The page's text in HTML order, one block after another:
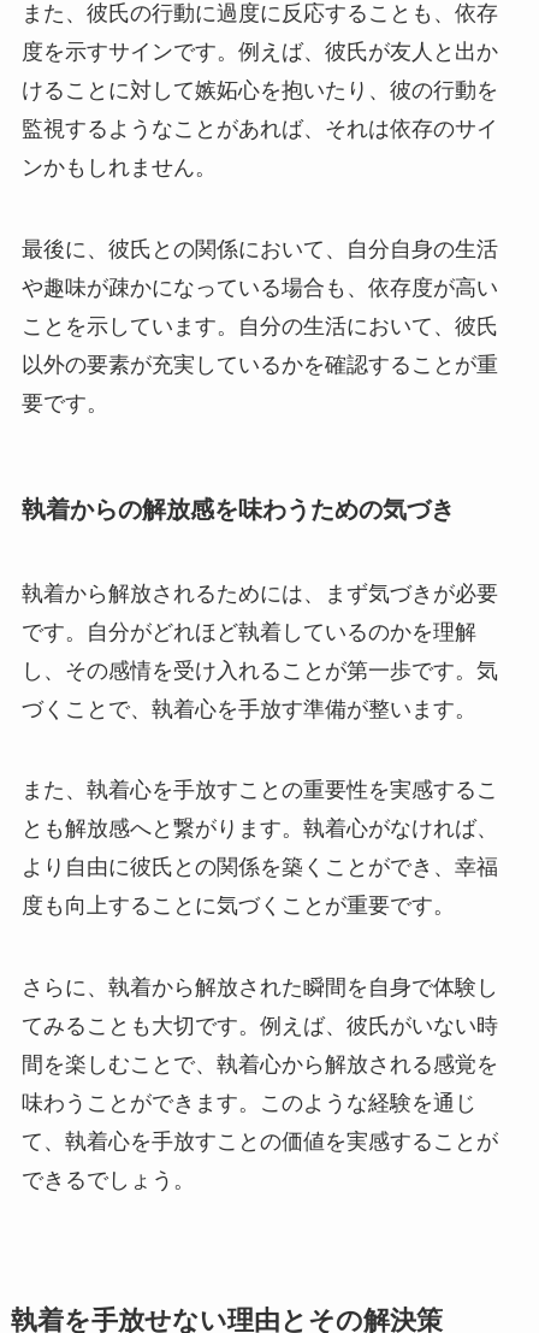
また、彼氏の行動に過度に反応することも、依存
度を示すサインです。例えば、彼氏が友人と出か
けることに対して嫉妬心を抱いたり、彼の行動を
監視するようなことがあれば、それは依存のサイ
ンかもしれません。
最後に、彼氏との関係において、自分自身の生活
や趣味が疎かになっている場合も、依存度が高い
ことを示しています。自分の生活において、彼氏
以外の要素が充実しているかを確認することが重
要です。
執着からの解放感を味わうための気づき
執着から解放されるためには、まず気づきが必要
です。自分がどれほど執着しているのかを理解
し、その感情を受け入れることが第一歩です。気
づくことで、執着心を手放す準備が整います。
また、執着心を手放すことの重要性を実感するこ
とも解放感へと繋がります。執着心がなければ、
より自由に彼氏との関係を築くことができ、幸福
度も向上することに気づくことが重要です。
さらに、執着から解放された瞬間を自身で体験し
てみることも大切です。例えば、彼氏がいない時
間を楽しむことで、執着心から解放される感覚を
味わうことができます。このような経験を通じ
て、執着心を手放すことの価値を実感することが
できるでしょう。
執着を手放せない理由とその解決策